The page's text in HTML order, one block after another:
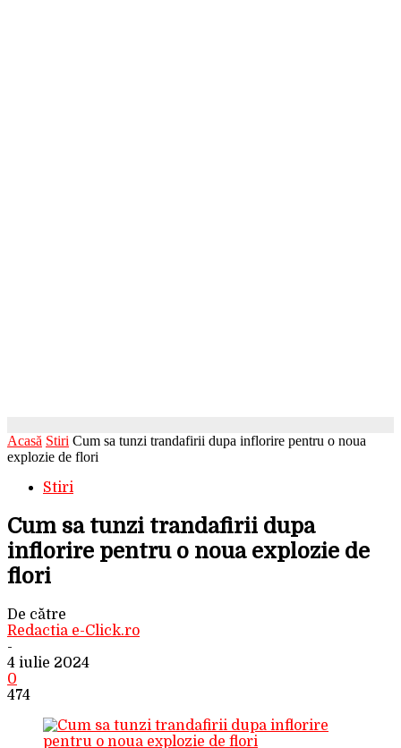
Acasă Stiri Cum sa tunzi trandafirii dupa inflorire pentru o noua
explozie de flori
Stiri
Cum sa tunzi trandafirii dupa
inflorire pentru o noua explozie de
flori
De către
Redactia e-Click.ro
-
4 iulie 2024
0
474